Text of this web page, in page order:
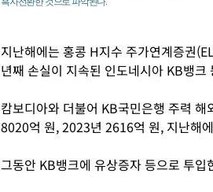
지난해에는 홍콩 H지수 주가연계증권
년째 손실이 지속된 인도네시아 KB뱅
캄보디아와 더불어 KB국민은행 주력
8020억 원, 2023년 2616억 원, 지난해
그동안 KB뱅크에 유상증자 등으로 투